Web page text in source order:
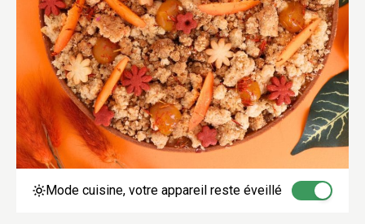
Mode cuisine, votre appareil reste éveillé